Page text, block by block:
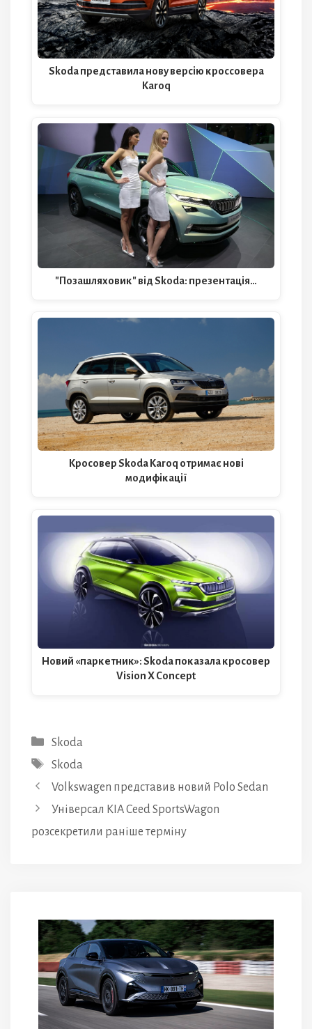
Skoda представила нову версію кроссовера
Karoq
"Позашляховик" від Skoda: презентація…
Кросовер Skoda Karoq отримає нові
модифікації
Новий «паркетник»: Skoda показала кросовер
Vision X Concept
Категорії
Skoda
Позначки
Skoda
Volkswagen представив новий Polo Sedan
Універсал KIA Ceed SportsWagon
розсекретили раніше терміну